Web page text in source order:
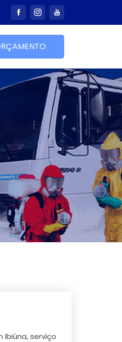
serviço